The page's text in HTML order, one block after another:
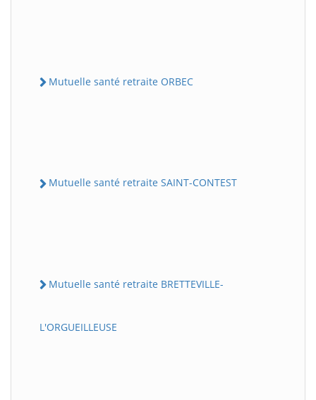
Mutuelle santé retraite ORBEC
Mutuelle santé retraite SAINT-CONTEST
Mutuelle santé retraite BRETTEVILLE-
L'ORGUEILLEUSE